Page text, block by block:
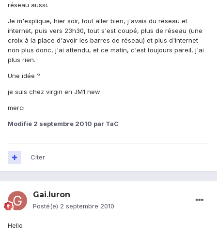
réseau aussi.
Je m'explique, hier soir, tout aller bien, j'avais du réseau et
internet, puis vers 23h30, tout s'est coupé, plus de réseau (une
croix à la place d'avoir les barres de réseau) et plus d'internet
non plus donc, j'ai attendu, et ce matin, c'est toujours pareil, j'ai
plus rien.
Une idée ?
je suis chez virgin en JM1 new
merci
Modifié 2 septembre 2010 par TaC
Citer
Gai.luron
Posté(e) 2 septembre 2010
Hello